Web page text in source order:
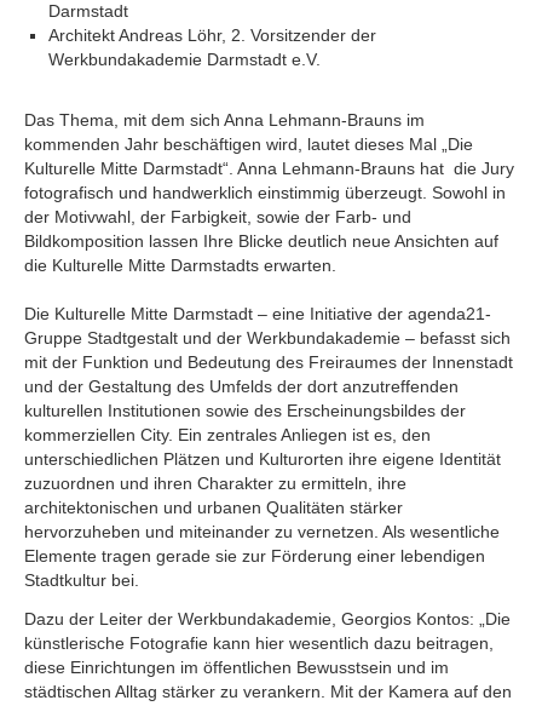
Darmstadt
Architekt Andreas Löhr, 2. Vorsitzender der
Werkbundakademie Darmstadt e.V.
Das Thema, mit dem sich Anna Lehmann-Brauns im
kommenden Jahr beschäftigen wird, lautet dieses Mal „Die
Kulturelle Mitte Darmstadt“. Anna Lehmann-Brauns hat die Jury
fotografisch und handwerklich einstimmig überzeugt. Sowohl in
der Motivwahl, der Farbigkeit, sowie der Farb- und
Bildkomposition lassen Ihre Blicke deutlich neue Ansichten auf
die Kulturelle Mitte Darmstadts erwarten.
Die Kulturelle Mitte Darmstadt – eine Initiative der agenda21-
Gruppe Stadtgestalt und der Werkbundakademie – befasst sich
mit der Funktion und Bedeutung des Freiraumes der Innenstadt
und der Gestaltung des Umfelds der dort anzutreffenden
kulturellen Institutionen sowie des Erscheinungsbildes der
kommerziellen City. Ein zentrales Anliegen ist es, den
unterschiedlichen Plätzen und Kulturorten ihre eigene Identität
zuzuordnen und ihren Charakter zu ermitteln, ihre
architektonischen und urbanen Qualitäten stärker
hervorzuheben und miteinander zu vernetzen. Als wesentliche
Elemente tragen gerade sie zur Förderung einer lebendigen
Stadtkultur bei.
Dazu der Leiter der Werkbundakademie, Georgios Kontos: „Die
künstlerische Fotografie kann hier wesentlich dazu beitragen,
diese Einrichtungen im öffentlichen Bewusstsein und im
städtischen Alltag stärker zu verankern. Mit der Kamera auf den